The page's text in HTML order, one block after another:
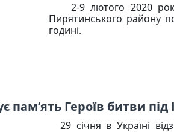
2-9 лютого 2020 року
Пирятинського району
годині.
пам’ять Героїв битви
29 січня в Україні